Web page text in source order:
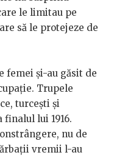
le limitau pe
să le protejeze de
femei și-au găsit de
Trupele
turcești și
finalul lui 1916.
nu de
vremii l-au